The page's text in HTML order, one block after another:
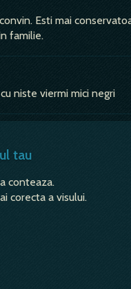
Esti mai
familie.
niste viermi mici negri
tau
conteaza.
corecta a visului.